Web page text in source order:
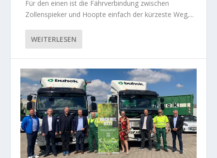
Für den einen ist die Fährverbindung zwischen
Zollenspieker und Hoopte einfach der kürzeste Weg,...
WEITERLESEN